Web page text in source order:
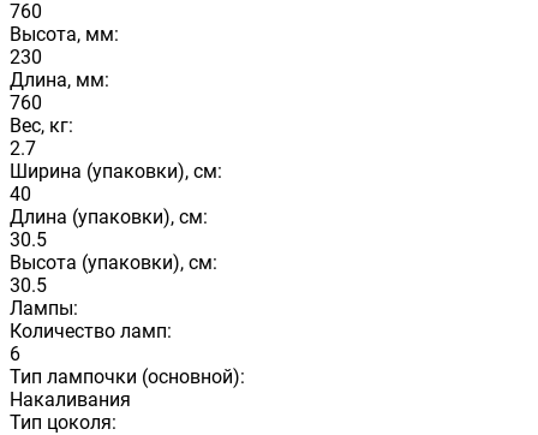
760
Высота, мм:
230
Длина, мм:
760
Вес, кг:
2.7
Ширина (упаковки), см:
40
Длина (упаковки), см:
30.5
Высота (упаковки), см:
30.5
Лампы:
Количество ламп:
6
Тип лампочки (основной):
Накаливания
Тип цоколя: